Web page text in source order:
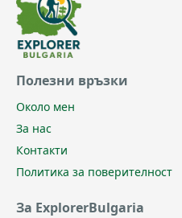
Полезни връзки
Около мен
За нас
Контакти
Политика за поверителност
За ExplorerBulgaria